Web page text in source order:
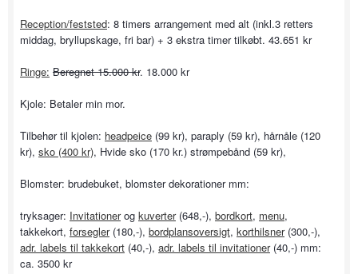
Reception/feststed: 8 timers arrangement med alt (inkl.3 retters
middag, bryllupskage, fri bar) + 3 ekstra timer tilkøbt. 43.651 kr
Ringe: Beregnet 15.000 kr. 18.000 kr
Kjole: Betaler min mor.
Tilbehør til kjolen: headpeice (99 kr), paraply (59 kr), hårnåle (120
kr), sko (400 kr), Hvide sko (170 kr.) strømpebånd (59 kr),
Blomster: brudebuket, blomster dekorationer mm:
tryksager: Invitationerog kuverter(648,-), bordkort, menu,
takkekort, forsegler(180,-), bordplansoversigt, korthilsner(300,-),
adr. labels til takkekort (40,-), adr. labels til invitationer(40,-) mm:
ca. 3500 kr